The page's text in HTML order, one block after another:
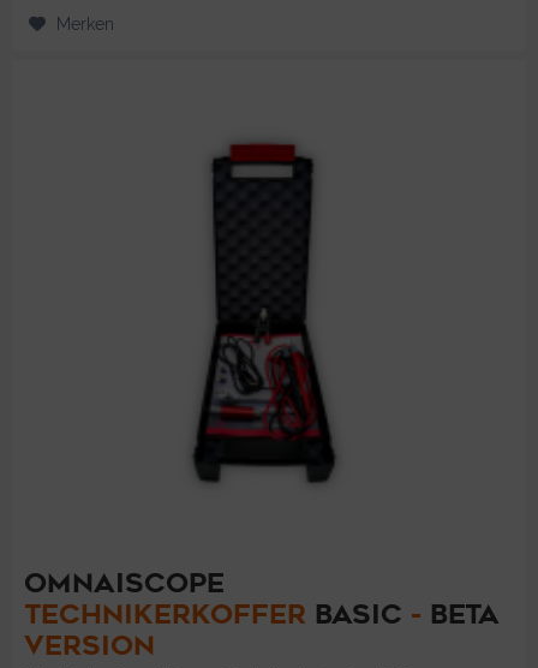
Merken
OMNAISCOPE
TECHNIKERKOFFER BASIC - BETA
VERSION